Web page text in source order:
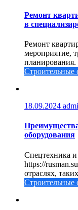
Ремонт
в
Ремонт
мероприятие,
Строительные
18.09.2024
оборудования
Спецтехника и
https://
отраслях,
Строительные